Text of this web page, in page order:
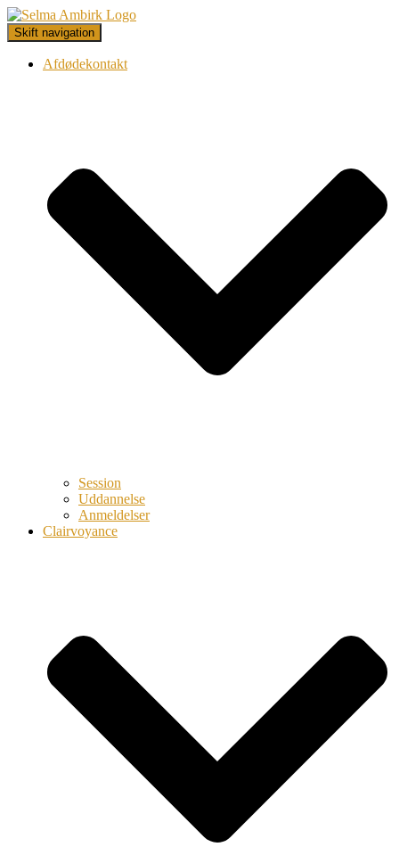
Skift navigation
Afdødekontakt
Session
Uddannelse
Anmeldelser
Clairvoyance